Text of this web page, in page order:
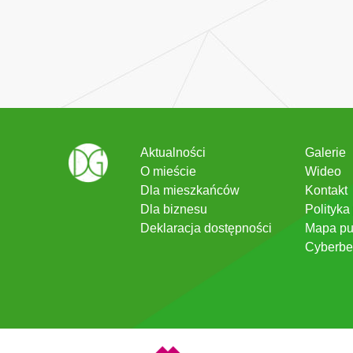
Aktualności
O mieście
Dla mieszkańców
Dla biznesu
Deklaracja dostępności
Galerie
Wideo
Kontakt
Mapa